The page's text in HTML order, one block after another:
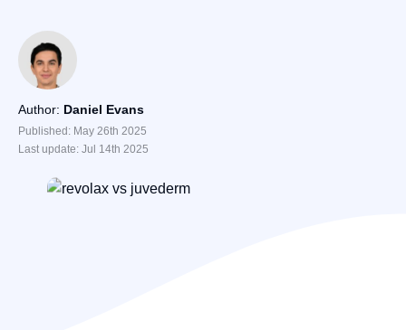
Author: Daniel Evans
Published: May 26th 2025
Last update: Jul 14th 2025